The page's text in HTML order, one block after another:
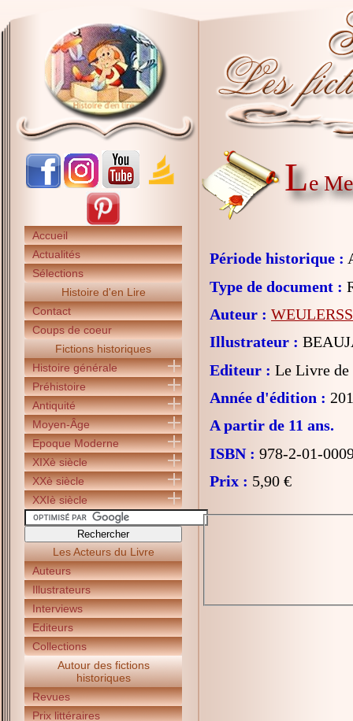
Accueil
Actualités
Sélections
Histoire d'en Lire
Contact
Coups de coeur
Fictions historiques
Histoire générale
Préhistoire
Antiquité
Moyen-Âge
Epoque Moderne
XIXè siècle
XXè siècle
XXIè siècle
Les Acteurs du Livre
Auteurs
Illustrateurs
Interviews
Editeurs
Collections
Autour des fictions
historiques
Revues
Prix littéraires
Le
Période historique :
Type de document :
Auteur :
Illustrateur :
Editeur : Le Livre de
Année d'édition :
A partir de 11 ans.
ISBN : 978-2-01-
Prix : 5,90 €